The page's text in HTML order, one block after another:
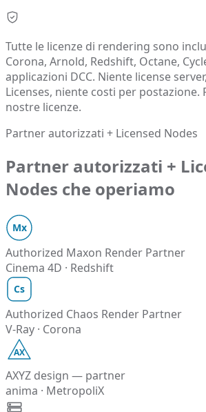
Tutte le licenze di rendering sono
Corona, Arnold, Redshift, Octane,
applicazioni DCC. Niente license
Licenses, niente costi per postazione.
nostre licenze.
Partner autorizzati + Licensed Nodes
Partner autorizzati +
Nodes che operiamo
Mx
Authorized Maxon Render Partner
Cinema 4D · Redshift
Cs
Authorized Chaos Render Partner
V-Ray · Corona
AX
AXYZ design — partner
anima · MetropoliX